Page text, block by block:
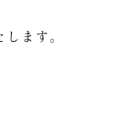
ます。